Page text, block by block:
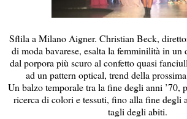
Sflila a Milano Aigner. Christian Beck,
di moda bavarese, esalta la femminilità in un
dal porpora più scuro al confetto quasi
ad un pattern optical, trend della
Un balzo temporale tra la fine degli anni ’70,
ricerca di colori e tessuti, fino alla fine degli
tagli degli abiti.